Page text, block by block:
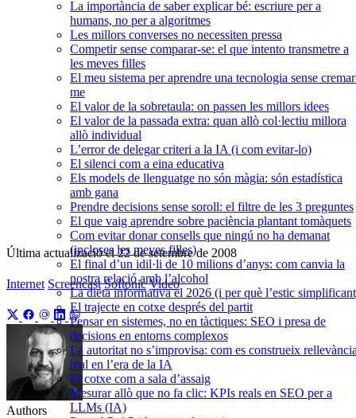
La importància de saber explicar bé: escriure per a
humans, no per a algoritmes
Les millors converses no necessiten pressa
Competir sense comparar-se: el que intento transmetre a
les meves filles
El meu sistema per aprendre una tecnologia sense
me
El valor de la sobretaula: on passen les millors idees
El valor de la passada extra: quan allò col·lectiu millora
allò individual
L’error de delegar criteri a la IA (i com evitar-lo)
El silenci com a eina educativa
Els models de llenguatge no són màgia: són estadística
amb gana
Prendre decisions sense soroll: el filtre de les 3 preguntes
El que vaig aprendre sobre paciència plantant tomàquets
Com evitar donar consells que ningú no ha demanat
(incloses les meves filles)
El final d’un idil·li de 10 milions d’anys: com canvia la
nostra relació amb l’alcohol
La dieta informativa el 2026 (i per què l’estic
El trajecte en cotxe després del partit
Pensar en sistemes, no en tàctiques: SEO i presa de
decisions en entorns complexos
La autoritat no s’improvisa: com es construeix
real en l’era de la IA
El cotxe com a sala d’assaig
Mesurar allò que no fa clic: KPIs reals en SEO per a
LLMs (IA)
Última actualizació el22 de setembre de 2008
Internet Screencast Softonic Video
Authors